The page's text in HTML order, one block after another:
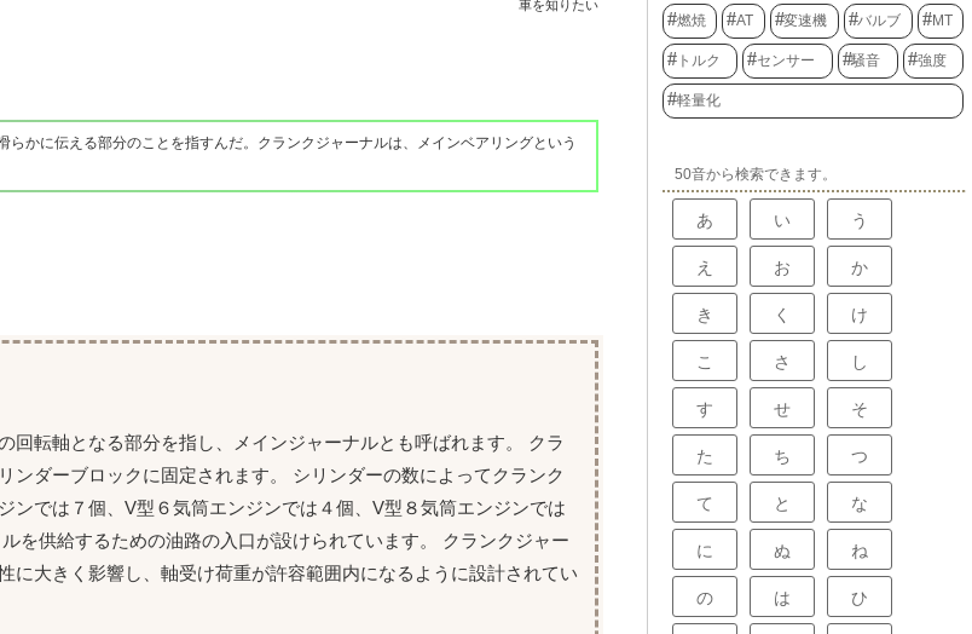
車を知りたい
かに伝える部分のことを指すんだ。クランクジャーナルは、メインベアリングという
回転軸となる部分を指し、メインジャーナルとも呼ばれます。 クラ
ダーブロックに固定されます。 シリンダーの数によってクランク
では７個、V型６気筒エンジンでは４個、V型８気筒エンジンでは
を供給するための油路の入口が設けられています。 クランクジャー
大きく影響し、軸受け荷重が許容範囲内になるように設計されてい
燃焼 AT 変速機 バルブ MT
トルク センサー 騒音 強度
軽量化
50音から検索できます。
あ い う
え お か
き く け
こ さ し
す せ そ
た ち つ
て と な
に ぬ ね
の は ひ